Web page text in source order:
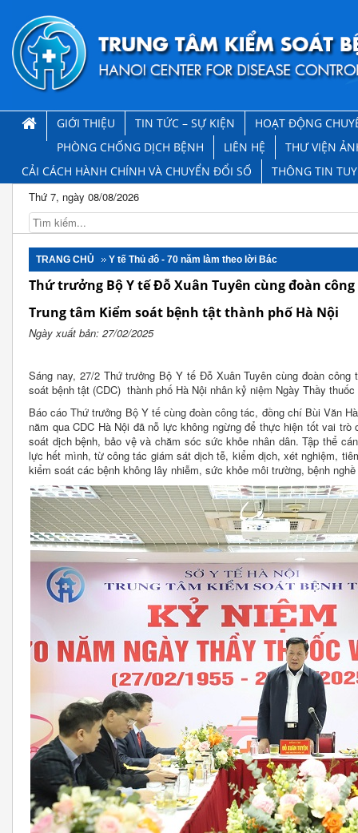
GIỚI THIỆU TIN TỨC – SỰ KIỆN
HOẠT ĐỘNG
PHÒNG CHỐNG DỊCH BỆNH
LIÊN HỆ
THƯ VIỆN
CẢI CÁCH HÀNH CHÍNH VÀ CHUYỂN ĐỔI SỐ
THÔNG TIN
Thứ 7, ngày 08/08/2026
TRANG CHỦ Y tế Thủ đô - 70 năm làm theo lời Bác
Thứ trưởng Bộ Y tế Đỗ Xuân Tuyên cùng đoàn
Trung tâm Kiểm soát bệnh tật thành phố Hà Nội
Ngày xuất bản: 27/02/2025
Sáng nay, 27/2 Thứ trưởng Bộ Y tế Đỗ Xuân Tuyên cùng đoàn
soát bệnh tật (CDC) thành phố Hà Nội nhân kỷ niệm Ngày Thầy
Báo cáo Thứ trưởng Bộ Y tế cùng đoàn công tác, đồng chí Bùi Văn
năm qua CDC Hà Nội đã nỗ lực không ngừng để thực hiện tốt vai
soát dịch bệnh, bảo vệ và chăm sóc sức khỏe nhân dân. Tập thể
lực hết mình, từ công tác giám sát dịch tễ, kiểm dịch, xét nghiệm,
kiểm soát các bệnh không lây nhiễm, sức khỏe môi trường, bệnh